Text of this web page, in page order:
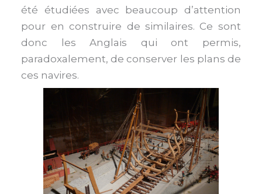
été étudiées avec beaucoup d’attention
pour en construire de similaires. Ce sont
donc les Anglais qui ont permis,
paradoxalement, de conserver les plans de
ces navires.